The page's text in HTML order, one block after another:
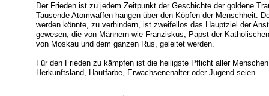
Der Frieden ist zu jedem Zeitpunkt der Geschichte der goldene
Tausende Atomwaffen hängen über den Köpfen der Menschheit.
werden könnte, zu verhindern, ist zweifellos das Hauptziel der
gewesen, die von Männern wie Franziskus, Papst der
von Moskau und dem ganzen Rus, geleitet werden.
Für den Frieden zu kämpfen ist die heiligste Pflicht aller
Herkunftsland, Hautfarbe, Erwachsenenalter oder Jugend seien.